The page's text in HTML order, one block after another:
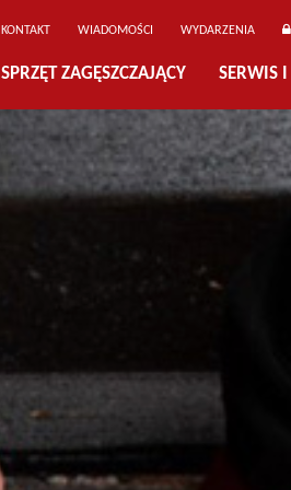
KONTAKT WIADOMOŚCI WYDARZENIA
ZAGĘSZCZAJĄCY SERWIS I